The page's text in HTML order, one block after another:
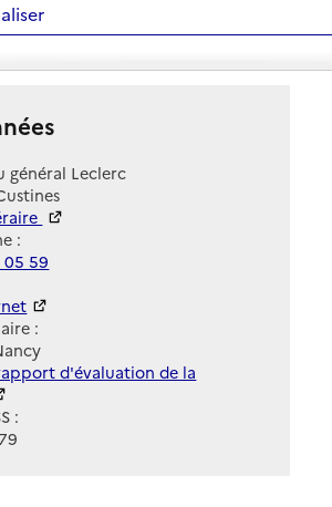
général Leclerc
:
59
:
d'évaluation de la
: